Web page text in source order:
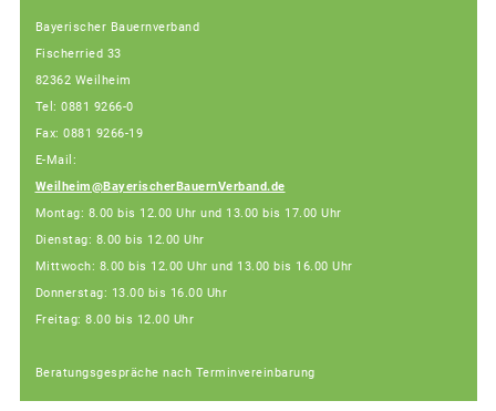
Bayerischer Bauernverband
Fischerried 33
82362 Weilheim
Tel: 0881 9266-0
Fax: 0881 9266-19
E-Mail:
Weilheim@BayerischerBauernVerband.de
Montag: 8.00 bis 12.00 Uhr und 13.00 bis 17.00 Uhr
Dienstag: 8.00 bis 12.00 Uhr
Mittwoch: 8.00 bis 12.00 Uhr und 13.00 bis 16.00 Uhr
Donnerstag: 13.00 bis 16.00 Uhr
Freitag: 8.00 bis 12.00 Uhr
Beratungsgespräche nach Terminvereinbarung